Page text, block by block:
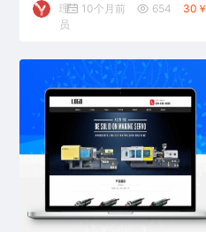
理
员
10个月前 654 30￥